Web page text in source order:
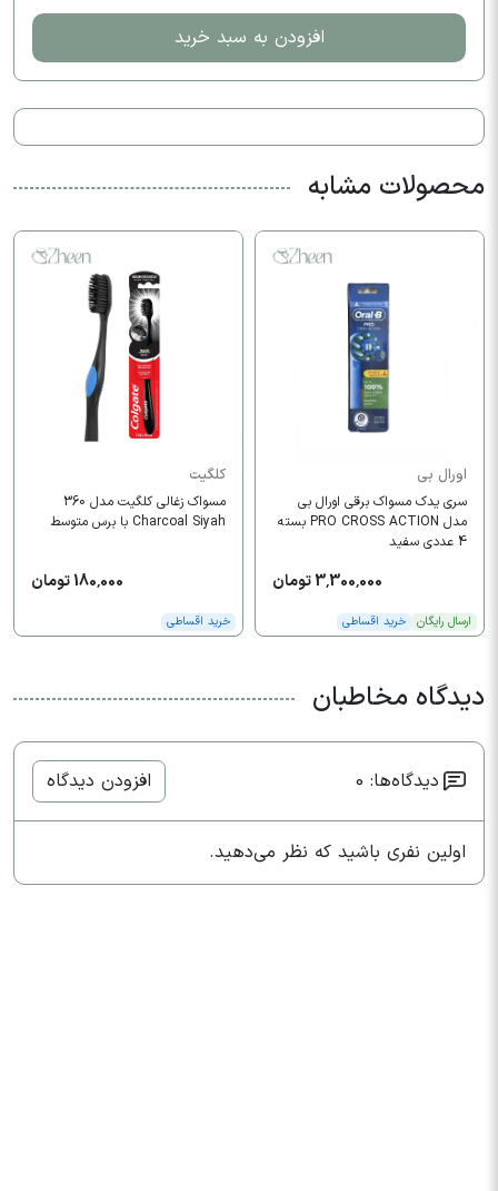
افزودن به سبد خرید
محصولات مشابه
اورال بی
سری یدک مسواک برقی اورال بی
مدل PRO CROSS ACTION بسته
4 عددی سفید
3,300,000 تومان
ارسال رایگان خرید اقساطی
کلگیت
مسواک زغالی کلگیت مدل 360
Charcoal Siyah با برس متوسط
180,000 تومان
خرید اقساطی
دیدگاه مخاطبان
دیدگاه‌ها: 0 افزودن دیدگاه
اولین نفری باشید که نظر می‌دهید.